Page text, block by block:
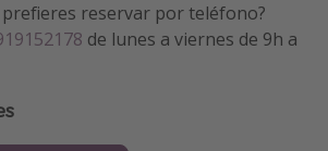
reservar por teléfono?
de lunes a viernes de 9h a